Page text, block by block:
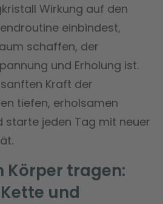
Wirkung auf den
einbindest,
schaffen, der
und Erholung ist.
Kraft der
tiefen, erholsamen
starte jeden Tag mit neuer
Körper tragen:
und